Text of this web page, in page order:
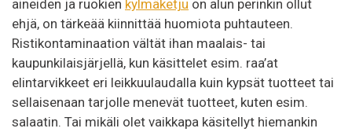
aineiden ja ruokien kylmäketju on alun perinkin ollut
ehjä, on tärkeää kiinnittää huomiota puhtauteen.
Ristikontaminaation vältät ihan maalais- tai
kaupunkilaisjärjellä, kun käsittelet esim. raa’at
elintarvikkeet eri leikkuulaudalla kuin kypsät tuotteet tai
sellaisenaan tarjolle menevät tuotteet, kuten esim.
salaatin. Tai mikäli olet vaikkapa käsitellyt hiemankin